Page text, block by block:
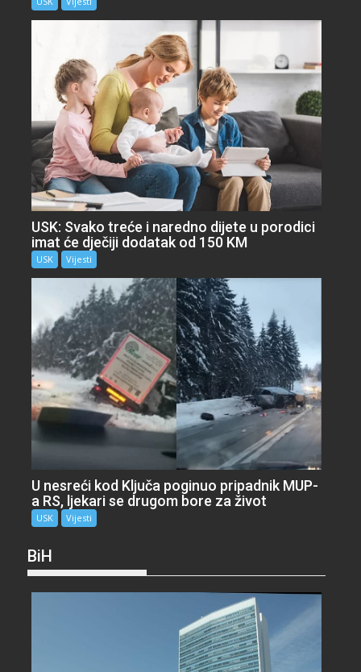
USK: Svako treće i naredno dijete u porodici
imat će dječiji dodatak od 150 KM
USK Vijesti
U nesreći kod Ključa poginuo pripadnik MUP-
a RS, ljekari se drugom bore za život
USK Vijesti
BiH